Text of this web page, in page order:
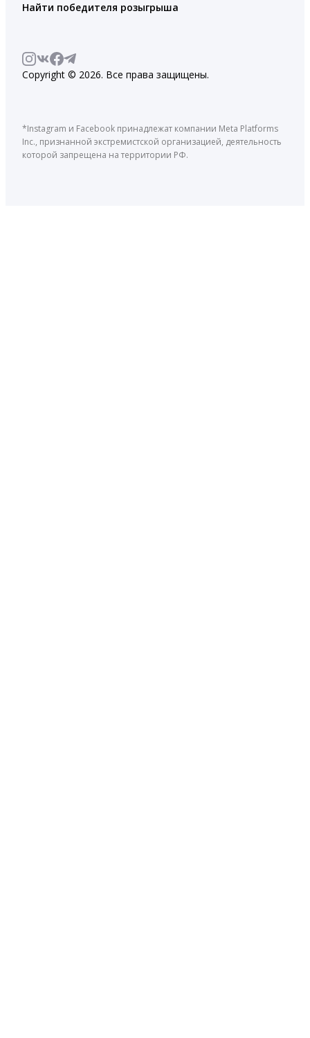
Найти победителя розыгрыша
Copyright © 2026. Все права защищены.
*Instagram и Facebook принадлежат компании Meta Platforms
Inc., признанной экстремистской организацией, деятельность
которой запрещена на территории РФ.